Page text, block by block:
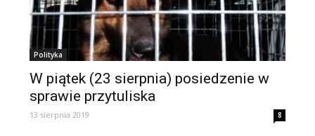
Polityka
W piątek (23 sierpnia) posiedzenie w
sprawie przytuliska
13 sierpnia 2019 8